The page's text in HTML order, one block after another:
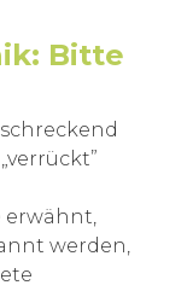
Bitte
erwähnt,
werden,